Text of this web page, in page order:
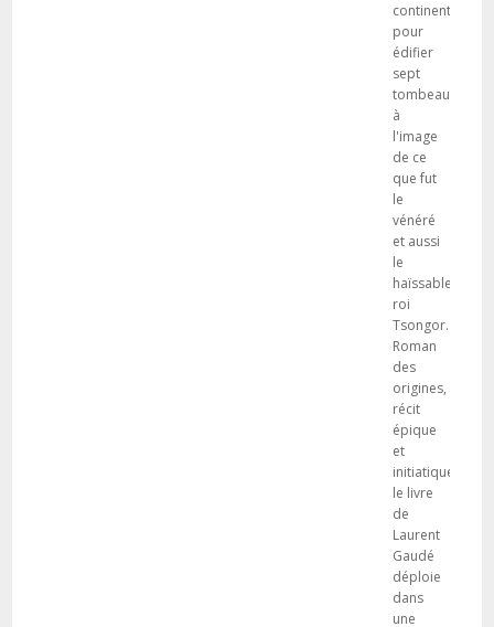
continent
pour
édifier
sept
tombeaux
à
l'image
de ce
que fut
le
vénéré
et aussi
le
haïssable
roi
Tsongor.
Roman
des
origines,
récit
épique
et
initiatique,
le livre
de
Laurent
Gaudé
déploie
dans
une